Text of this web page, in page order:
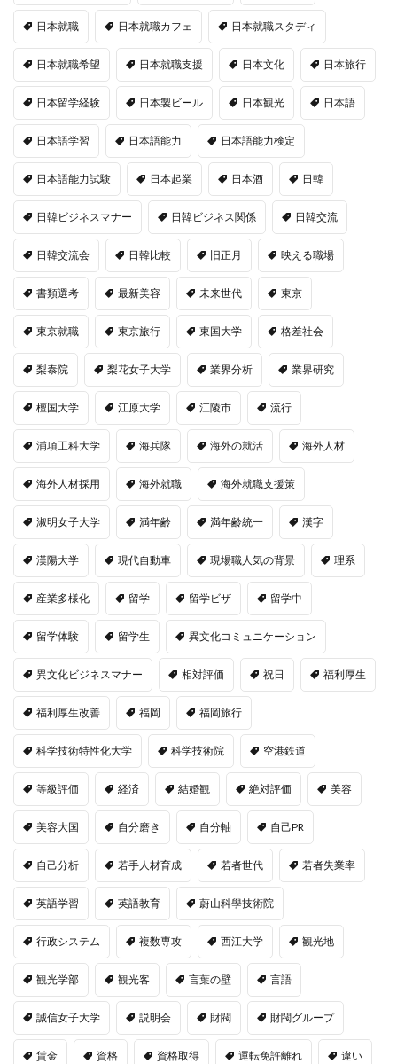
日本就職 日本就職カフェ 日本就職スタディ
日本就職希望 日本就職支援 日本文化 日本旅行
日本留学経験 日本製ビール 日本観光 日本語
日本語学習 日本語能力 日本語能力検定
日本語能力試験 日本起業 日本酒 日韓
日韓ビジネスマナー 日韓ビジネス関係 日韓交流
日韓交流会 日韓比較 旧正月 映える職場
書類選考 最新美容 未来世代 東京
東京就職 東京旅行 東国大学 格差社会
梨泰院 梨花女子大学 業界分析 業界研究
檀国大学 江原大学 江陵市 流行
浦項工科大学 海兵隊 海外の就活 海外人材
海外人材採用 海外就職 海外就職支援策
淑明女子大学 満年齢 満年齢統一 漢字
漢陽大学 現代自動車 現場職人気の背景 理系
産業多様化 留学 留学ビザ 留学中
留学体験 留学生 異文化コミュニケーション
異文化ビジネスマナー 相対評価 祝日 福利厚生
福利厚生改善 福岡 福岡旅行
科学技術特性化大学 科学技術院 空港鉄道
等級評価 経済 結婚観 絶対評価 美容
美容大国 自分磨き 自分軸 自己PR
自己分析 若手人材育成 若者世代 若者失業率
英語学習 英語教育 蔚山科學技術院
行政システム 複数専攻 西江大学 観光地
観光学部 観光客 言葉の壁 言語
誠信女子大学 説明会 財閥 財閥グループ
賃金 資格 資格取得 運転免許離れ 違い